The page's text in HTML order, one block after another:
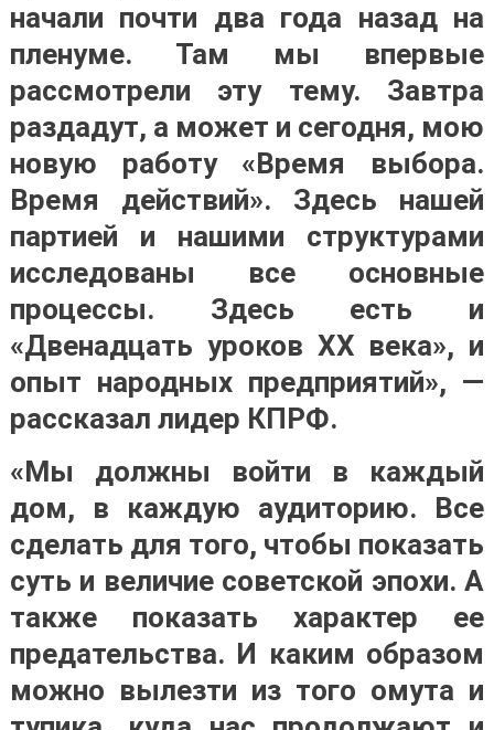
начали почти два года назад на
пленуме. Там мы впервые
рассмотрели эту тему. Завтра
раздадут, а может и сегодня, мою
новую работу «Время выбора.
Время действий». Здесь нашей
партией и нашими структурами
исследованы все основные
процессы. Здесь есть и
«Двенадцать уроков XX века», и
опыт народных предприятий», —
рассказал лидер КПРФ.
«Мы должны войти в каждый
дом, в каждую аудиторию. Все
сделать для того, чтобы показать
суть и величие советской эпохи. А
также показать характер ее
предательства. И каким образом
можно вылезти из того омута и